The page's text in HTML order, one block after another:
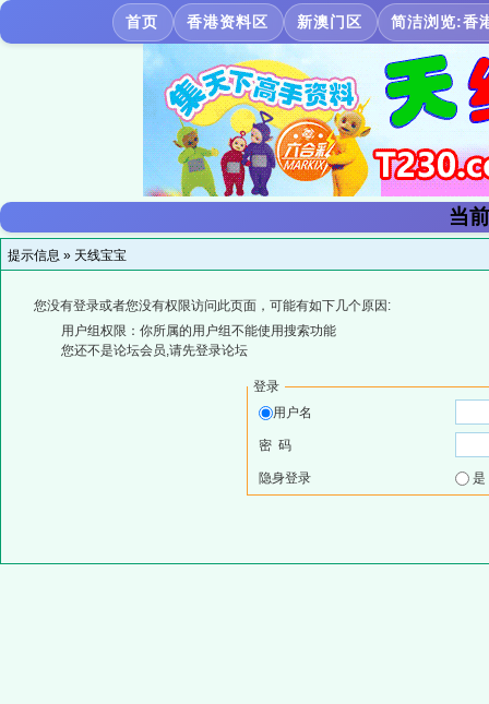
首页 香港资料区 新澳门区 简洁浏览:香
当
提示信息 » 天线宝宝
您没有登录或者您没有权限访问此页面，可能有如下几个原因:
用户组权限：你所属的用户组不能使用搜索功能
您还不是论坛会员,请先登录论坛
登录
用户名
密 码
隐身登录